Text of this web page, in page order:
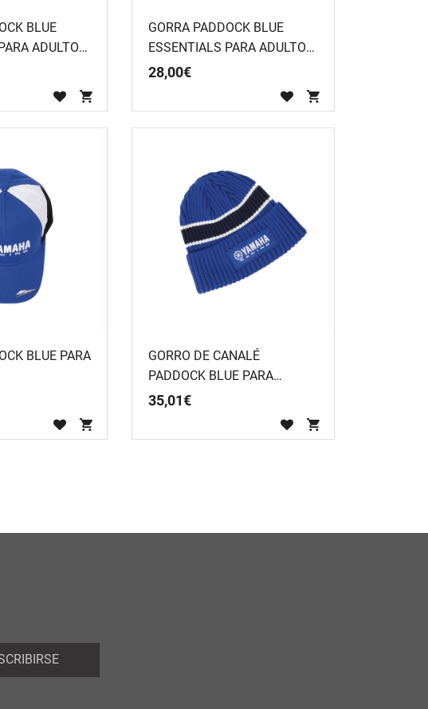
BLUE
ADULTO
GORRA PADDOCK BLUE
ESSENTIALS PARA ADULTO
AZUL
28,00€
BLUE PARA
GORRO DE CANALÉ
PADDOCK BLUE PARA
ADULTO
35,01€